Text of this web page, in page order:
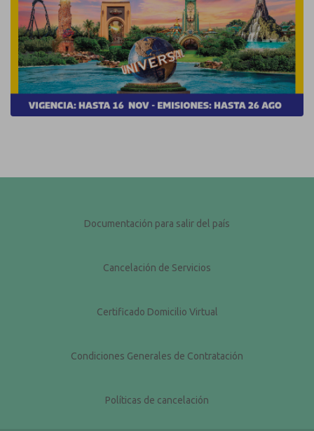
Documentación para salir del país
Cancelación de Servicios
Certificado Domicilio Virtual
Condiciones Generales de Contratación
Políticas de cancelación